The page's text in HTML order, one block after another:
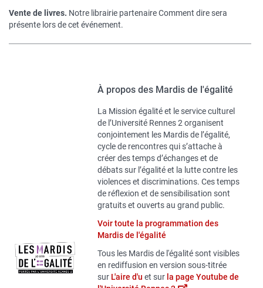
Vente de livres. Notre librairie partenaire Comment dire sera
présente lors de cet événement.
À propos des Mardis de l'égalité
La Mission égalité et le service culturel
de l’Université Rennes 2 organisent
conjointement les Mardis de l’égalité,
cycle de rencontres qui s’attache à
créer des temps d’échanges et de
débats sur l’égalité et la lutte contre les
violences et discriminations. Ces temps
de réflexion et de sensibilisation sont
gratuits et ouverts au grand public.
Voir toute la programmation des
Mardis de l'égalité
Tous les Mardis de l'égalité sont visibles
en rediffusion en version sous-titrée
sur L'aire d'u et sur la page Youtube de